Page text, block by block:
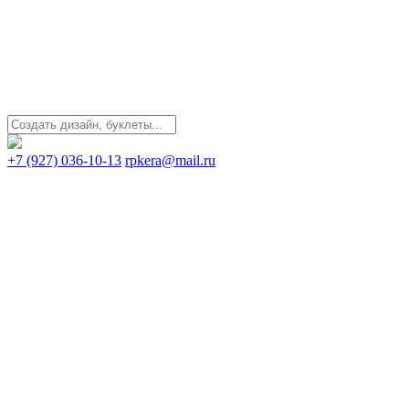
+7 (927) 036-10-13 rpkera@mail.ru